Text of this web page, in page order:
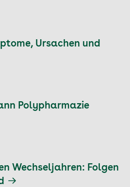
Ursachen und
Polypharmazie
Wechseljahren: Folgen